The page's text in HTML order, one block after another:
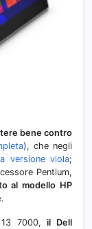
bene contro
), che negli
versione viola;
Pentium,
al modello HP
.
13 7000,il Dell